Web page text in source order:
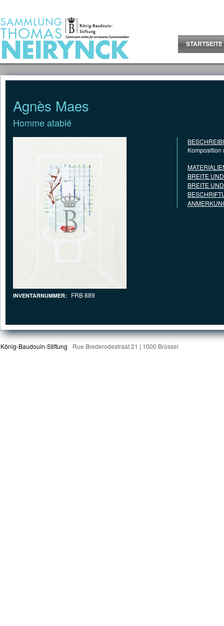
STARTSEITE
Agnès Maes
Homme atablé
INVENTARNUMMER: FRB 889
Komposition
BREITE
BREITE
König-Baudouin-Stiftung Rue Brederodestraat 21 | 1000 Brüssel